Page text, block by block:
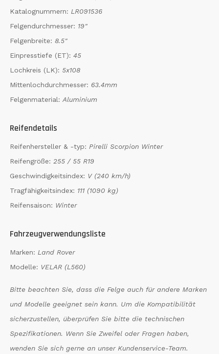
Katalognummern: LR091536
Felgendurchmesser: 19"
Felgenbreite: 8.5"
Einpresstiefe (ET): 45
Lochkreis (LK): 5x108
Mittenlochdurchmesser: 63.4mm
Felgenmaterial: Aluminium
Reifendetails
Reifenhersteller & -typ: Pirelli Scorpion Winter
Reifengröße: 255 / 55 R19
Geschwindigkeitsindex: V (240 km/h)
Tragfähigkeitsindex: 111 (1090 kg)
Reifensaison: Winter
Fahrzeugverwendungsliste
Marken: Land Rover
Modelle: VELAR (L560)
Bitte beachten Sie, dass die Felge auch für andere Marken
und Modelle geeignet sein kann. Um die Kompatibilität
sicherzustellen, überprüfen Sie bitte die technischen
Spezifikationen. Wenn Sie Zweifel oder Fragen haben,
wenden Sie sich gerne an unser Kundenservice-Team.